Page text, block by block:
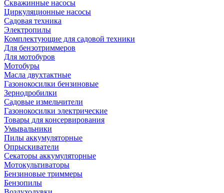
Скважинные насосы
Циркуляционные насосы
Садовая техника
Электропилы
Комплектующие для садовой техники
Для бензотриммеров
Для мотобуров
Мотобуры
Масла двухтактные
Газонокосилки бензиновые
Зернодробилки
Садовые измельчители
Газонокосилки электрические
Товары для консервирования
Умывальники
Пилы аккумуляторные
Опрыскиватели
Секаторы аккумуляторные
Мотокультиваторы
Бензиновые триммеры
Бензопилы